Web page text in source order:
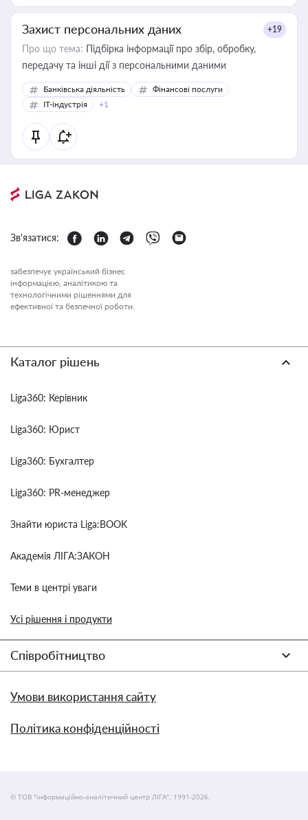
Захист персональних даних +19
Про що тема: Підбірка інформації про збір, обробку,
передачу та інші дії з персональними даними
Банківська діяльність
Фінансові послуги
IT-індустрія
+1
Зв'язатися:
забезпечує український бізнес
інформацією, аналітикою та
технологічними рішеннями для
ефективної та безпечної роботи.
Каталог рішень
Liga360: Керівник
Liga360: Юрист
Liga360: Бухгалтер
Liga360: PR-менеджер
Знайти юриста Liga:BOOK
Академія ЛІГА:ЗАКОН
Теми в центрі уваги
Усі рішення і продукти
Співробітництво
Умови використання сайту
Політика конфіденційності
© ТОВ "інформаційно-аналітичний центр ЛІГА", 1991-2026.